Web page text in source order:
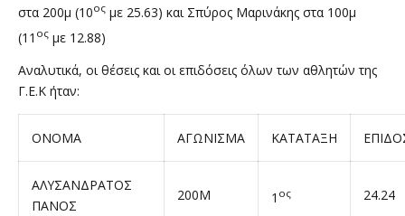
στα 200μ (10ος με 25.63) και Σπύρος Μαρινάκης στα 100μ
(11 ος με 12.88)
Αναλυτικά, οι θέσεις και οι επιδόσεις όλων των αθλητών της
Γ.Ε.Κ ήταν:
ΟΝΟΜΑ ΑΓΩΝΙΣΜΑ ΚΑΤΑΤΑΞΗ
ΑΛΥΣΑΝΔΡΑΤΟΣ
ΠΑΝΟΣ
200Μ 1 ος 24.24